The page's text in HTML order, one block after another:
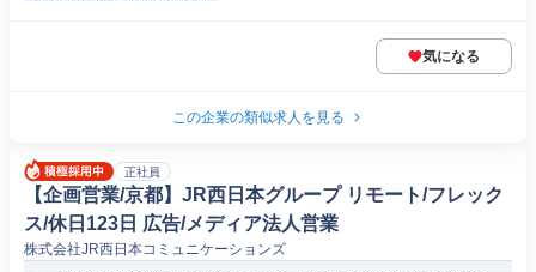
気になる
この企業の類似求人を見る
正社員
【企画営業/京都】JR西日本グループ リモート/フレック
ス/休日123日 広告/メディア法人営業
株式会社JR西日本コミュニケーションズ